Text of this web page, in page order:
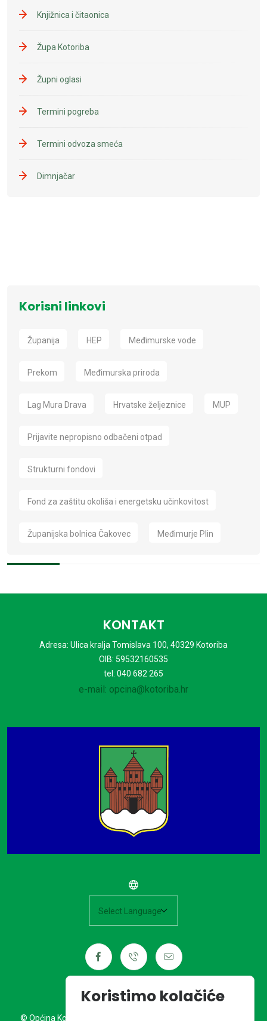
Knjižnica i čitaonica
Župa Kotoriba
Župni oglasi
Termini pogreba
Termini odvoza smeća
Dimnjačar
Korisni linkovi
Županija HEP Međimurske vode
Prekom Međimurska priroda
Lag Mura Drava Hrvatske željeznice MUP
Prijavite nepropisno odbačeni otpad
Strukturni fondovi
Fond za zaštitu okoliša i energetsku učinkovitost
Županijska bolnica Čakovec Međimurje Plin
KONTAKT
Adresa: Ulica kralja Tomislava 100, 40329 Kotoriba
OIB: 59532160535
tel: 040 682 265
e-mail: opcina@kotoriba.hr
© Općina Kotoriba. Sva prava pridržana. Izrada web stranice:
Koristimo kolačiće